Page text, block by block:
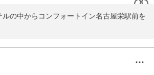
の中からコンフォートイン名古屋栄駅前を
りがとうございます。
りにくさを感じられたとのことで、ご不便を